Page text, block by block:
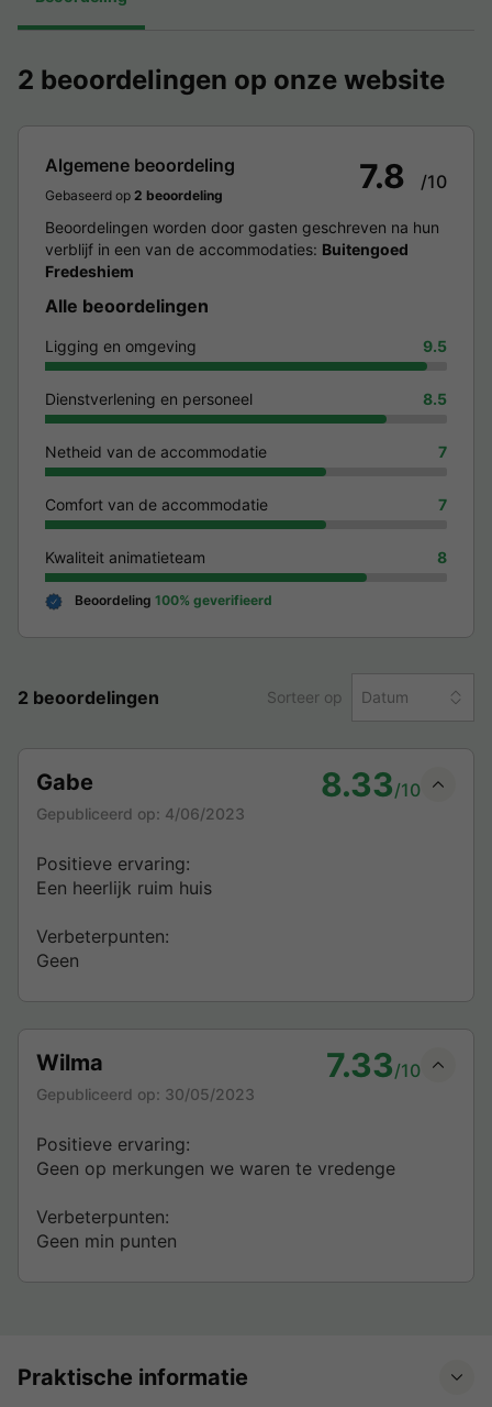
2 beoordelingen op onze website
Algemene beoordeling
Gebaseerd op 2 beoordeling 7.8 /10
Beoordelingen worden door gasten geschreven na hun
verblijf in een van de accommodaties: Buitengoed
Fredeshiem
Alle beoordelingen
Ligging en omgeving 9.5
Dienstverlening en personeel 8.5
Netheid van de accommodatie 7
Comfort van de accommodatie 7
Kwaliteit animatieteam 8
Beoordeling 100% geverifieerd
2 beoordelingen Sorteer op Datum
Gabe 8.33/10
Gepubliceerd op: 4/06/2023
Positieve ervaring:
Een heerlijk ruim huis
Verbeterpunten:
Geen
Wilma 7.33/10
Gepubliceerd op: 30/05/2023
Positieve ervaring:
Geen op merkungen we waren te vredenge
Verbeterpunten:
Geen min punten
Praktische informatie